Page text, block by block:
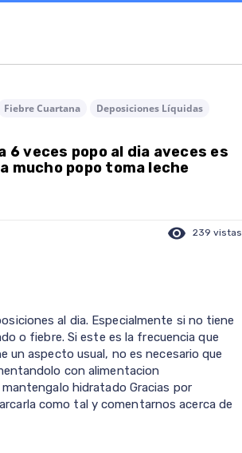
Fiebre Cuartana
Deposiciones Líquidas
6 veces popo al dia aveces es
mucho popo toma leche
visibility 239 vistas
al dia. Especialmente si no tiene
o fiebre. Si este es la frecuencia que
un aspecto usual, no es necesario que
con alimentacion
hidratado Gracias por
como tal y comentarnos acerca de